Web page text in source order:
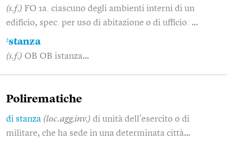
(s.f.) FO 1a. ciascuno degli ambienti interni di un
edificio, spec. per uso di abitazione o di ufficio: …
2stanza
(s.f.) OB OB istanza…
Polirematiche
di stanza (loc.agg.inv.) di unità dell'esercito o di
militare, che ha sede in una determinata città…